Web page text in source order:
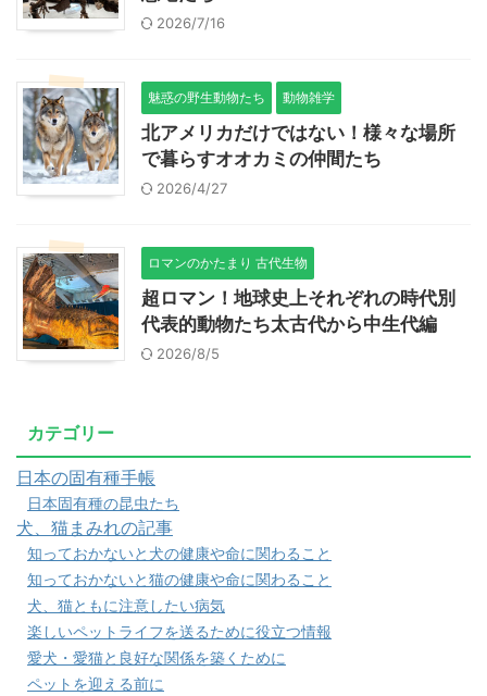
2026/7/16
魅惑の野生動物たち 動物雑学
北アメリカだけではない！様々な場所
で暮らすオオカミの仲間たち
2026/4/27
ロマンのかたまり 古代生物
超ロマン！地球史上それぞれの時代別
代表的動物たち太古代から中生代編
2026/8/5
カテゴリー
日本の固有種手帳
日本固有種の昆虫たち
犬、猫まみれの記事
知っておかないと犬の健康や命に関わること
知っておかないと猫の健康や命に関わること
犬、猫ともに注意したい病気
楽しいペットライフを送るために役立つ情報
愛犬・愛猫と良好な関係を築くために
ペットを迎える前に